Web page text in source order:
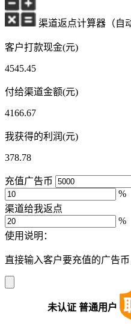
渠道返点计算器（自
客户打款现金(元)
4545.45
付给渠道金额(元)
4166.67
我获得的利润(元)
378.78
充值广告币
%
渠道给我返点
%
使用说明：
直接输入客户要充值的广告
未认证 普通用户